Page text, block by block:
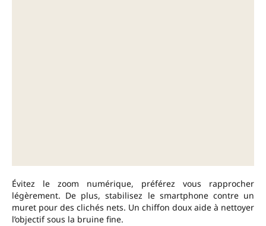
Évitez le zoom numérique, préférez vous rapprocher
légèrement. De plus, stabilisez le smartphone contre un
muret pour des clichés nets. Un chiffon doux aide à nettoyer
l’objectif sous la bruine fine.